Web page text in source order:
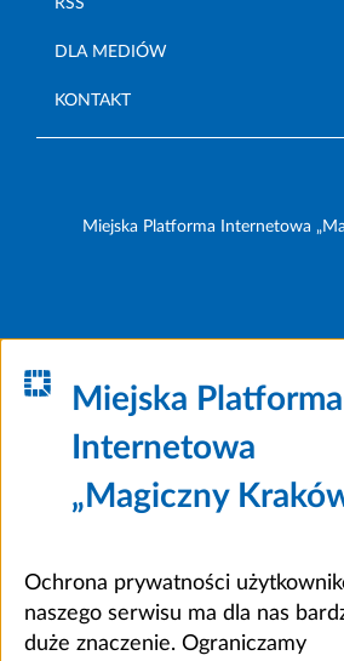
DLA MEDIÓW
KONTAKT
Miejska Platforma Internetowa
Miejska Platforma
Internetowa
„Magiczny
Ochrona prywatności
naszego serwisu ma dla nas
duże znaczenie. Ograniczamy